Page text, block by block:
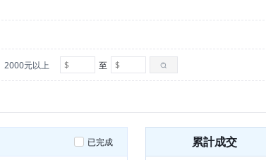
2000元以上 至
已完成 累計成交